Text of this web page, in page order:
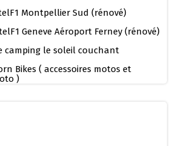
Montpellier Sud (rénové)
Geneve Aéroport Ferney (rénové)
camping le soleil couchant
Bikes ( accessoires motos et
)